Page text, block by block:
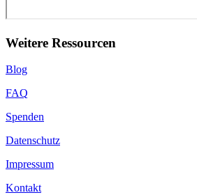
Weitere Ressourcen
Blog
FAQ
Spenden
Datenschutz
Impressum
Kontakt